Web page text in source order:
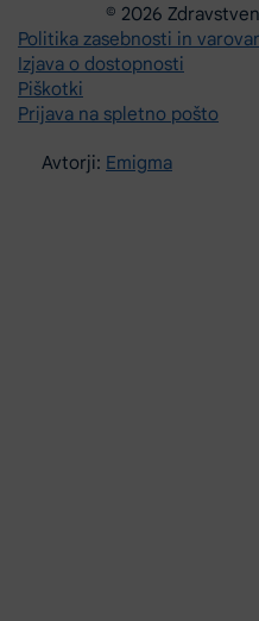
© 2026
Politika zasebnosti in
Izjava o dostopnosti
Piškotki
Prijava na spletno pošto
Avtorji: Emigma